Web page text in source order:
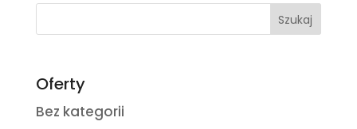
r
a
t
Oferty
Bez kategorii